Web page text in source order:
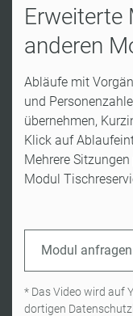
Erweiterte
anderen
Abläufe mit
und
übernehmen,
Klick auf
Mehrere
Modul
Modul anfragen
* Das Video wird auf
dortigen